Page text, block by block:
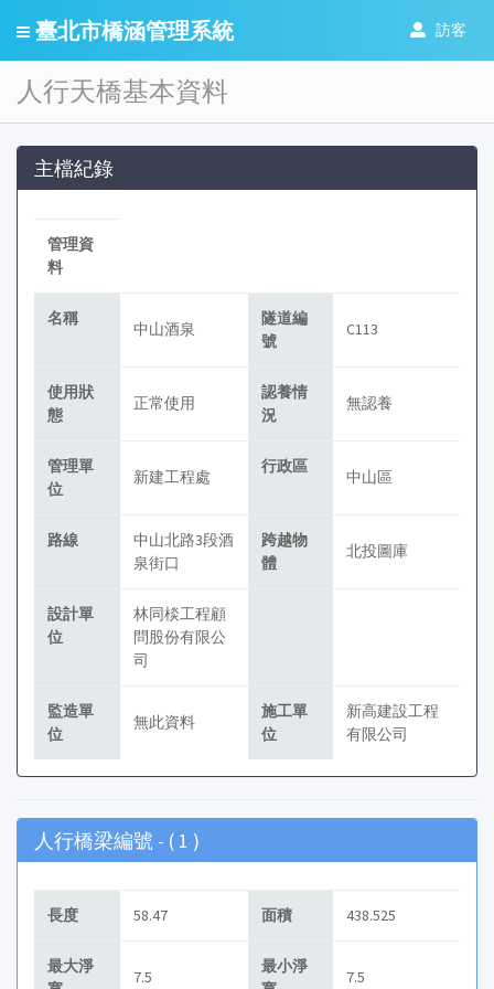
臺北市橋涵管理系統 訪客
人行天橋基本資料
主檔紀錄
管理資
料
名稱
中山酒泉
隧道編
號
C113
使用狀
態
正常使用
認養情
況
無認養
管理單
位
新建工程處
行政區
中山區
路線
中山北路3段酒
泉街口
跨越物
體
北投圖庫
設計單
位
林同棪工程顧
問股份有限公
司
監造單
位
無此資料
施工單
位
新高建設工程
有限公司
人行橋梁編號 - ( 1 )
長度 58.47 面積 438.525
最大淨
7.5
最小淨
7.5